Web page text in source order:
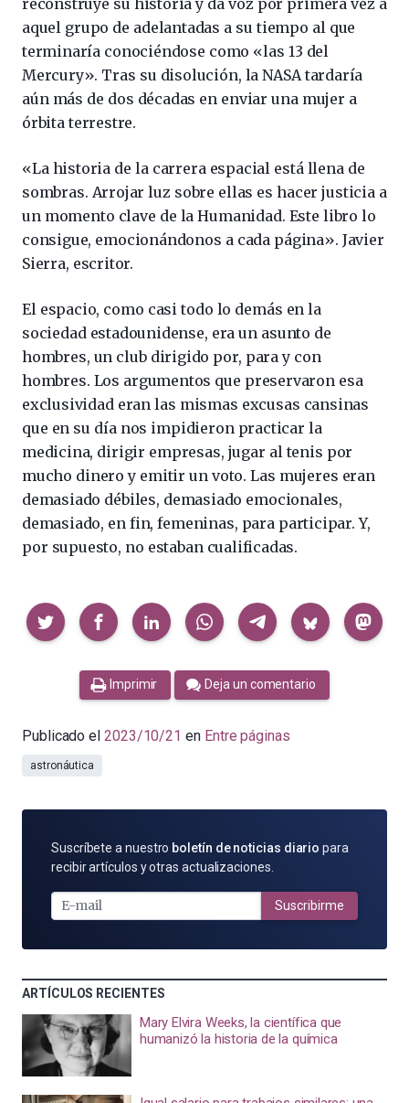
reconstruye su historia y da voz por primera vez a
aquel grupo de adelantadas a su tiempo al que
terminaría conociéndose como «las 13 del
Mercury». Tras su disolución, la NASA tardaría
aún más de dos décadas en enviar una mujer a
órbita terrestre.
«La historia de la carrera espacial está llena de
sombras. Arrojar luz sobre ellas es hacer justicia a
un momento clave de la Humanidad. Este libro lo
consigue, emocionándonos a cada página». Javier
Sierra, escritor.
El espacio, como casi todo lo demás en la
sociedad estadounidense, era un asunto de
hombres, un club dirigido por, para y con
hombres. Los argumentos que preservaron esa
exclusividad eran las mismas excusas cansinas
que en su día nos impidieron practicar la
medicina, dirigir empresas, jugar al tenis por
mucho dinero y emitir un voto. Las mujeres eran
demasiado débiles, demasiado emocionales,
demasiado, en fin, femeninas, para participar. Y,
por supuesto, no estaban cualificadas.
Compartir
Imprimir Deja un comentario
Publicado el 2023/10/21 en Entre páginas
astronáutica
SUSCRÍBETE
POR
MAIL
Suscríbete a nuestro boletín de noticias diario para
recibir artículos y otras actualizaciones.
Suscribirme
ARTÍCULOS RECIENTES
Mary Elvira Weeks, la científica que
humanizó la historia de la química